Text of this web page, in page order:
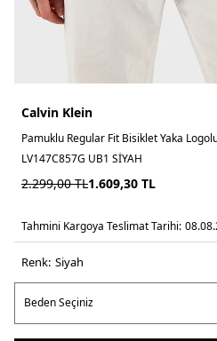
Calvin Klein
Pamuklu Regular Fit Bisiklet Yaka
LV147C857G UB1 SİYAH
2.299,00TL1.609,30 TL
Tahmini Kargoya Teslimat Tarihi:
Renk: si̇yah